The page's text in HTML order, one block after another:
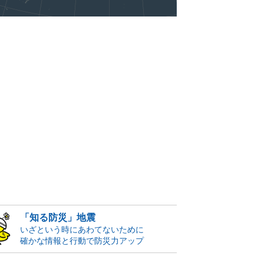
「知る防災」地震
いざという時にあわてないために
確かな情報と行動で防災力アップ